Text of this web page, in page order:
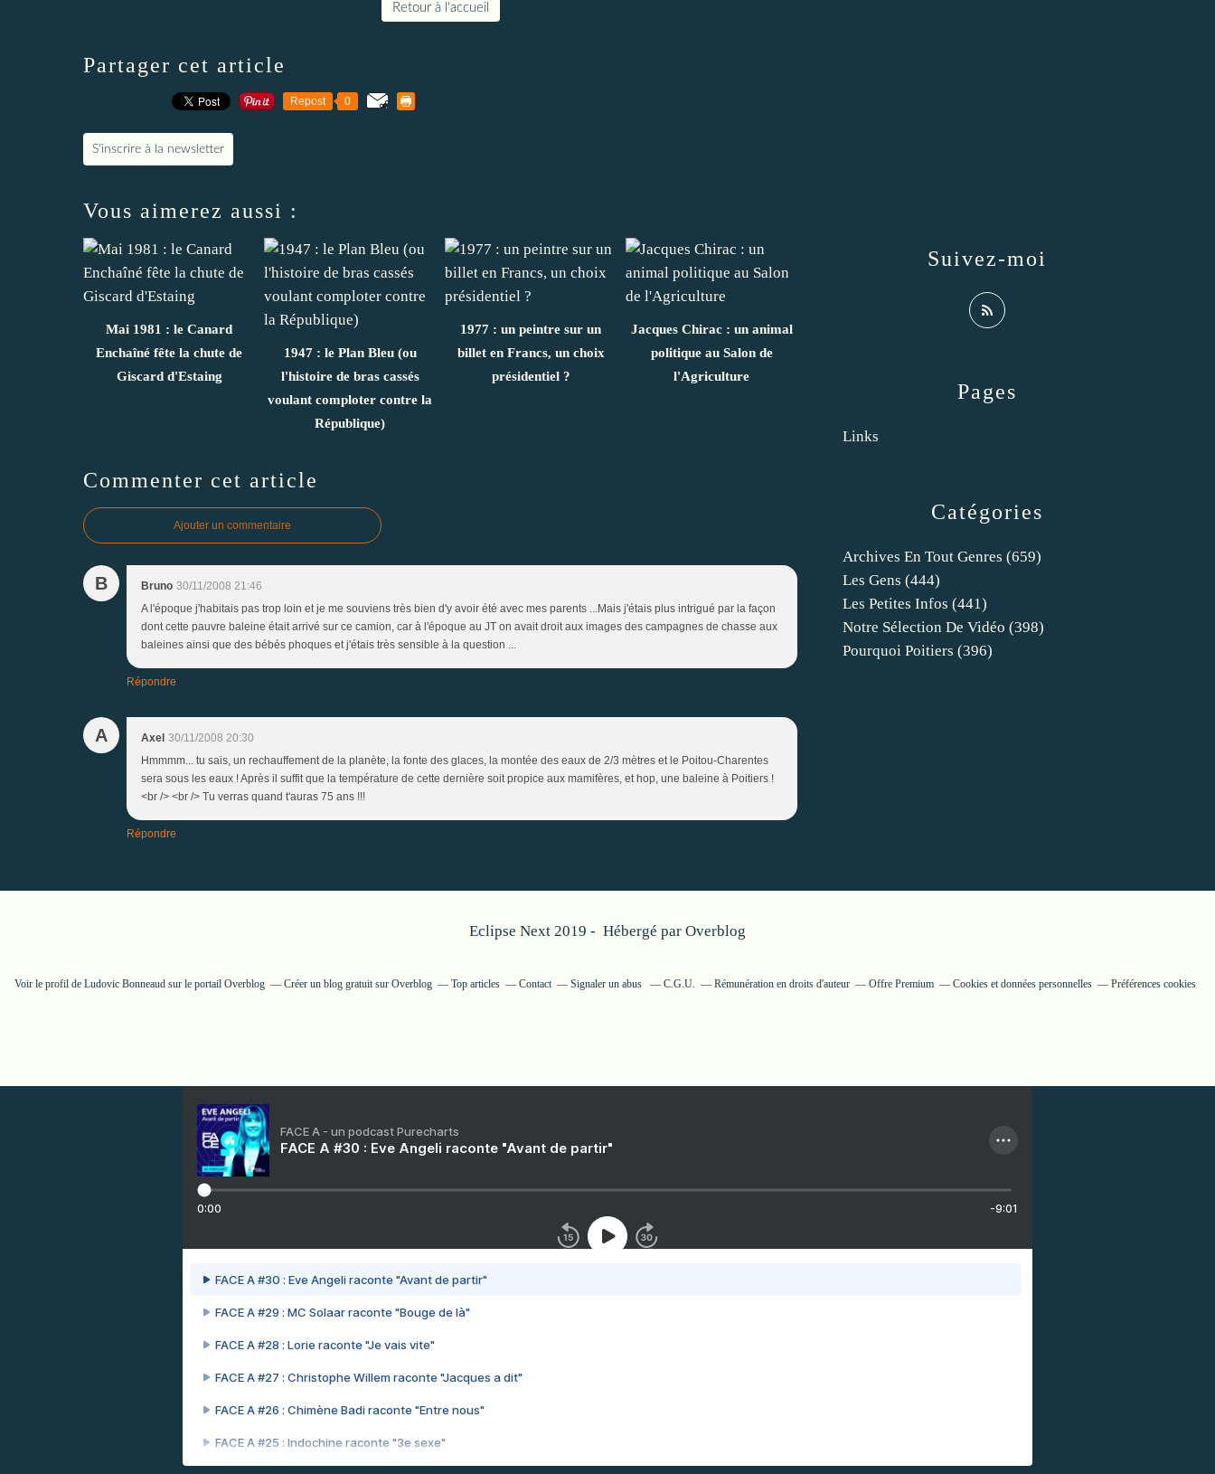
Retour à l'accueil
Partager cet article
Repost 0
S'inscrire à la newsletter
Vous aimerez aussi :
Mai 1981 : le Canard
Enchaîné fête la chute de
Giscard d'Estaing
1947 : le Plan Bleu (ou
l'histoire de bras cassés
voulant comploter contre la
République)
1977 : un peintre sur un
billet en Francs, un choix
présidentiel ?
Jacques Chirac : un animal
politique au Salon de
l'Agriculture
Commenter cet article
Ajouter un commentaire
B Bruno 30/11/2008 21:46
A l'époque j'habitais pas trop loin et je me souviens très bien d'y avoir été avec mes parents ...Mais j'étais plus intrigué par la façon
dont cette pauvre baleine était arrivé sur ce camion, car à l'époque au JT on avait droit aux images des campagnes de chasse aux
baleines ainsi que des bébés phoques et j'étais très sensible à la question ...
Répondre
A Axel 30/11/2008 20:30
Hmmmm... tu sais, un rechauffement de la planète, la fonte des glaces, la montée des eaux de 2/3 mètres et le Poitou-Charentes
sera sous les eaux ! Après il suffit que la température de cette dernière soit propice aux mamifères, et hop, une baleine à Poitiers !
<br /> <br /> Tu verras quand t'auras 75 ans !!!
Répondre
Catégories
Archives En Tout Genres (659)
Les Gens (444)
Les Petites Infos (441)
Notre Sélection De Vidéo (398)
Pourquoi Poitiers (396)
Pages
Links
Suivez-moi
Eclipse Next 2019 - Hébergé par Overblog
Voir le profil de Ludovic Bonneaudsur le portail Overblog Créer un blog gratuit sur Overblog Top articles Contact Signaler un abus C.G.U. Rémunération en droits d'auteur Offre Premium Cookies et données personnelles Préférences cookies
FACE A - un podcast Purecharts
FACE A #30 : Eve Angeli raconte "Avant de partir"
0:00 -9:01
FACE A #30 : Eve Angeli raconte "Avant de partir"
FACE A #29 : MC Solaar raconte "Bouge de là"
FACE A #28 : Lorie raconte "Je vais vite"
FACE A #27 : Christophe Willem raconte "Jacques a dit"
FACE A #26 : Chimène Badi raconte "Entre nous"
FACE A #25 : Indochine raconte "3e sexe"